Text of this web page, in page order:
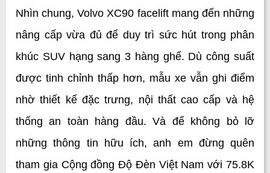
Nhìn chung, Volvo XC90 facelift mang đến những
nâng cấp vừa đủ để duy trì sức hút trong phân
khúc SUV hạng sang 3 hàng ghế. Dù công suất
được tinh chỉnh thấp hơn, mẫu xe vẫn ghi điểm
nhờ thiết kế đặc trưng, nội thất cao cấp và hệ
thống an toàn hàng đầu. Và để không bỏ lỡ
những thông tin hữu ích, anh em đừng quên
tham gia Cộng đồng Độ Đèn Việt Nam với 75.8K